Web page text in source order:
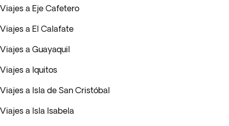
Viajes a Eje Cafetero
Viajes a El Calafate
Viajes a Guayaquil
Viajes a Iquitos
Viajes a Isla de San Cristóbal
Viajes a Isla Isabela